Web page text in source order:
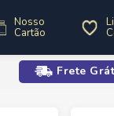
Nosso
Cartão
Frete